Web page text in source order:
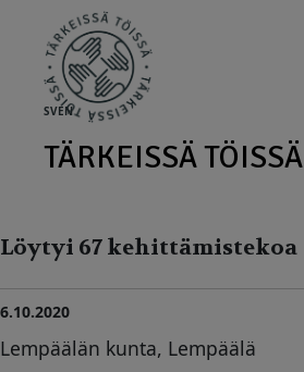
SVEN
TÄRKEISSÄ TÖISSÄ
Löytyi 67 kehittämistekoa
6.10.2020
Lempäälän kunta, Lempäälä